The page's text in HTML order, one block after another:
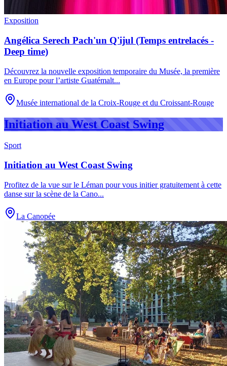
Exposition
Angélica Serech Pach'un Q'ijul (Temps entrelacés -
Deep time)
Découvrez la nouvelle exposition temporaire du Musée, la première
en Europe pour l’artiste Guatémalt...
Musée international de la Croix-Rouge et du Croissant-Rouge
Initiation au West Coast Swing
Sport
Initiation au West Coast Swing
Profitez de la vue sur le Léman pour vous initier gratuitement à cette
danse sur la scène de la Cano...
La Canopée